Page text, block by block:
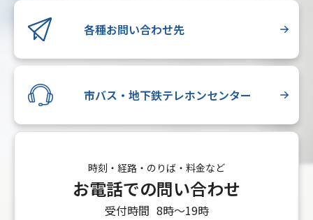
各種お問い合わせ先
市バス・地下鉄テレホンセンター
時刻・経路・のりば・料金など
お電話での問い合わせ
受付時間 8時〜19時